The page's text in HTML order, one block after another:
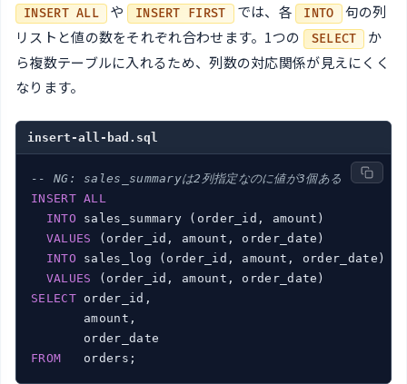
INSERT ALL や INSERT FIRST では、各 INTO 句の列
リストと値の数をそれぞれ合わせます。1つの
SELECT
か
ら複数テーブルに入れるため、列数の対応関係が見えにくく
なります。
insert-all-bad.sql
-- NG: sales_summaryは2列指定なのに値が3個ある
INSERT ALL
INTO sales_summary (order_id, amount)
VALUES (order_id, amount, order_date)
INTO sales_log (order_id, amount, order_date)
VALUES
SELECT order_id,
       amount,
FROM